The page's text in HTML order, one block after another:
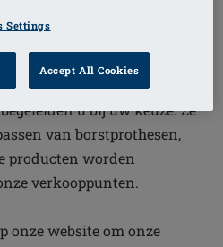
nieuwe producten of
u bij uw keuze. Ze
van borstprothesen,
producten worden
verkooppunten.
onze website om onze
Settings
Accept All Cookies